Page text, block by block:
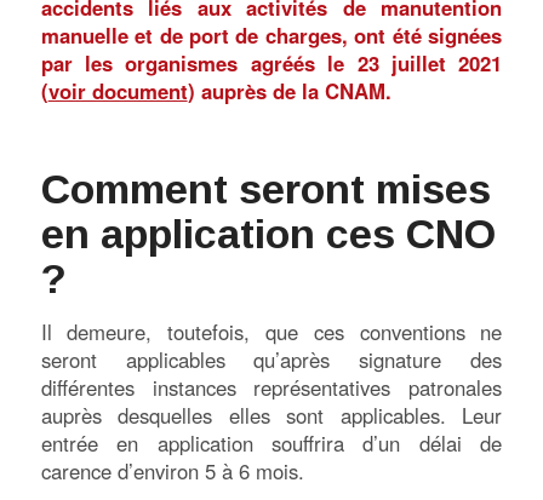
accidents liés aux activités de manutention
manuelle et de port de charges, ont été signées
par les organismes agréés le 23 juillet 2021
(voir document) auprès de la CNAM.
Comment seront mises
en application ces CNO
?
Il demeure, toutefois, que ces conventions ne
seront applicables qu’après signature des
différentes instances représentatives patronales
auprès desquelles elles sont applicables. Leur
entrée en application souffrira d’un délai de
carence d’environ 5 à 6 mois.